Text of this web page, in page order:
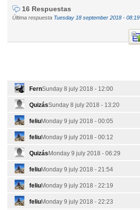
16 Respuestas
Última respuesta Tuesday 18 september 2018 - 08:19
FernSunday 8 july 2018 - 12:00
QuizásSunday 8 july 2018 - 13:20
feliuMonday 9 july 2018 - 00:05
feliuMonday 9 july 2018 - 00:12
Quizás Monday 9 july 2018 - 06:29
feliuMonday 9 july 2018 - 21:54
feliuMonday 9 july 2018 - 22:19
feliuMonday 9 july 2018 - 22:23